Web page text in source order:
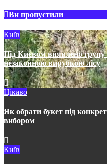
Ви пропустили
Київ
Під Києвом виявлено
незаконною вирубкою лісу
Цікаво
Як обрати букет під
вибором
Київ